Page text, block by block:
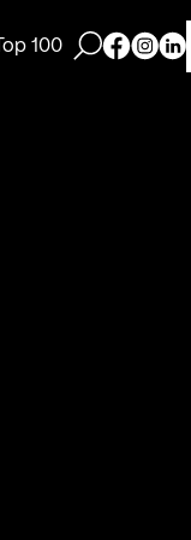
Top 100 Ouvrir la
PagePage